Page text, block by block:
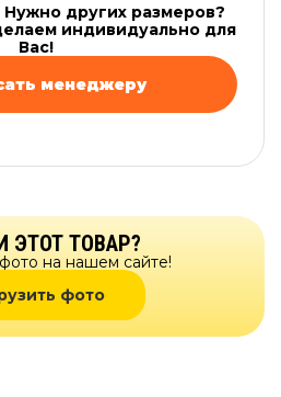
других размеров?
индивидуально для
Вас!
менеджеру
ЭТОТ ТОВАР?
на нашем сайте!
фото